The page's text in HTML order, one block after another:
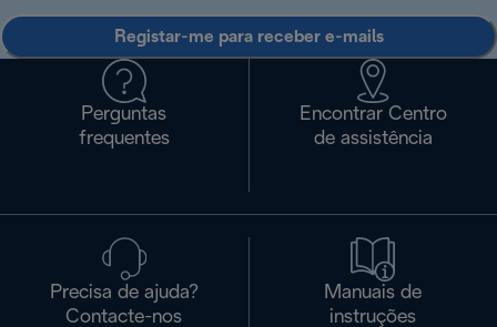
Registar-me para receber e-mails
Perguntas
frequentes
Encontrar Centro
de assistência
Precisa de ajuda?
Contacte-nos
Manuais de
instruções